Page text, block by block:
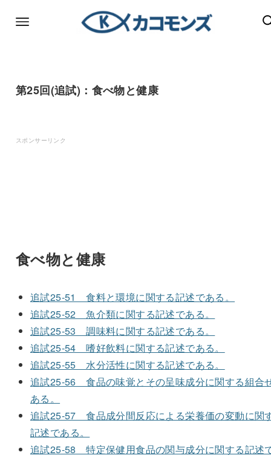
第25回(追試)：食べ物と健康
スポンサーリンク
食べ物と健康
追試25-51 食料と環境に関する記述である。
追試25-52 魚介類に関する記述である。
追試25-53 調味料に関する記述である。
追試25-54 嗜好飲料に関する記述である。
追試25-55 水分活性に関する記述である。
追試25-56 食品の味覚とその呈味成分に関する組合
ある。
追試25-57 食品成分間反応による栄養価の変動に関
記述である。
追試25-58 特定保健用食品の関与成分に関する記述